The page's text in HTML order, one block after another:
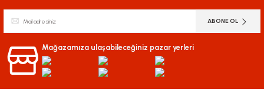
Ürün açıklamasında eksik bilgiler bulunuyor.
Ürün fiyatı diğer sitelerden daha pahalı.
Bu ürüne benzer farklı alternatifler olmalı.
ABONE OL
Mağazamıza ulaşabileceğiniz pazar yerleri